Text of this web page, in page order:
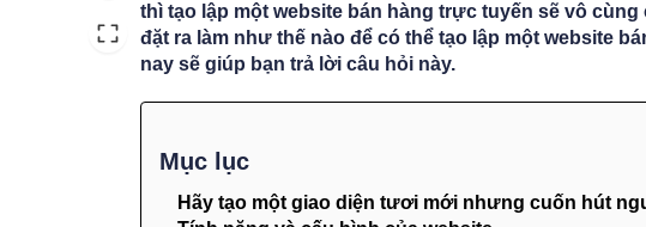
thì tạo lập một website bán hàng trực tuyến sẽ vô
đặt ra làm như thế nào để có thể tạo lập một website
nay sẽ giúp bạn trả lời câu hỏi này.
Mục lục
Hãy tạo một giao diện tươi mới nhưng cuốn hút